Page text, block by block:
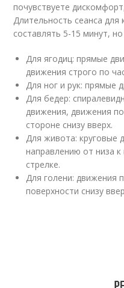
почувствуете
Длительность сеанса
составлять 5-15 минут,
Для ягодиц: прямые
движения строго по
Для ног и рук: прямые
Для бедер:
движения, движения
стороне снизу вверх.
Для живота: круговые
направлению от низа к
стрелке.
Для голени: движения
поверхности снизу